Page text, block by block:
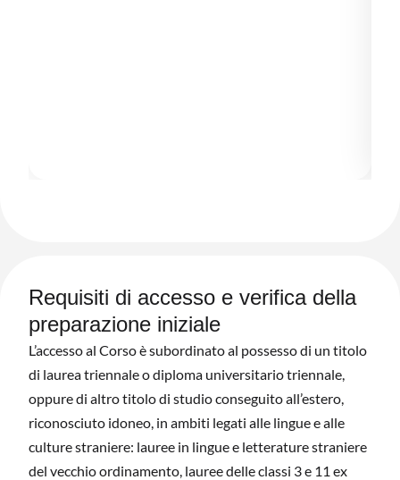
Requisiti di accesso e verifica della
preparazione iniziale
L’accesso al Corso è subordinato al possesso di un titolo
di laurea triennale o diploma universitario triennale,
oppure di altro titolo di studio conseguito all’estero,
riconosciuto idoneo, in ambiti legati alle lingue e alle
culture straniere: lauree in lingue e letterature straniere
del vecchio ordinamento, lauree delle classi 3 e 11 ex